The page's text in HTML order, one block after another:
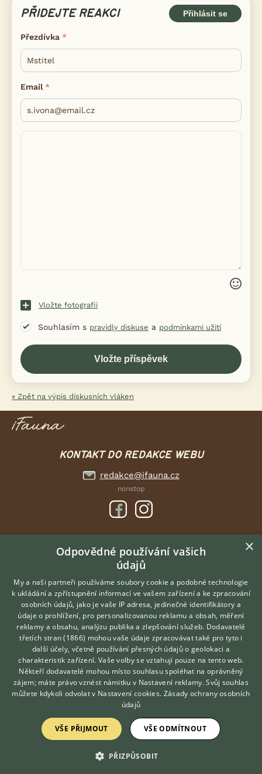
PŘIDEJTE REAKCI Přihlásit se
Přezdívka
Email
Vložte fotografii
Souhlasím s pravidly diskuse a podmínkami užití
« Zpět na výpis diskusních vláken
KONTAKT DO REDAKCE WEBU
redakce@ifauna.cz
nonstop
DOMOVSKÁ STRÁNKA
INZERCE
DISKUSE
ČLÁNKY
O nás
Kontakt
Možnosti zvýraznění inzerátů
Podmínky užití
Zpracování osobních údajů
Přihlášení
Registrace
Hledáte zvířecího kamaráda?
Zdarma vám poradí
VETERINÁŘ ONLINE
KONZULTOVAT S
VETERINÁŘEM
×
Odpovědné používání vašich
údajů
My a naši partneři používáme soubory cookie a podobné technologie
k ukládání a zpřístupnění informací ve vašem zařízení a ke zpracování
osobních údajů, jako je vaše IP adresa, jedinečné identifikátory a
údaje o prohlížení, pro personalizovanou reklamu a obsah, měření
reklamy a obsahu, analýzu publika a zlepšování služeb. Dodavatelé
třetích stran (1866) mohou vaše údaje zpracovávat také pro tyto i
další účely, včetně používání přesných údajů o geolokaci a
charakteristik zařízení. Vaše volby se vztahují pouze na tento web.
Někteří dodavatelé mohou místo souhlasu spoléhat na oprávněný
zájem; máte právo vznést námitku v Nastavení reklamy. Svůj souhlas
můžete kdykoli odvolat v Nastavení cookies. Zásady ochrany osobních
údajů
VŠE PŘIJMOUT VŠE ODMÍTNOUT
PŘIZPŮSOBIT